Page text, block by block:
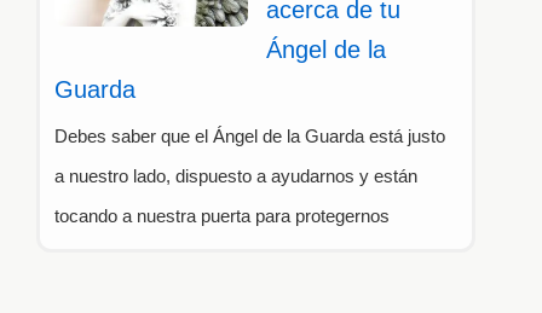
acerca de tu
Ángel de la
Guarda
Debes saber que el Ángel de la Guarda está justo
a nuestro lado, dispuesto a ayudarnos y están
tocando a nuestra puerta para protegernos